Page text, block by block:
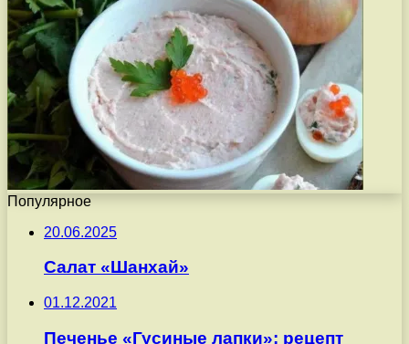
Популярное
20.06.2025
Салат «Шанхай»
01.12.2021
Печенье «Гусиные лапки»: рецепт